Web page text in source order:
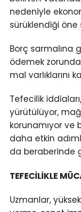
nedeniyle
sürüklendiği öne
Borç sarmalına
ödemek zorunda
mal varlıklarını
Tefecilik
yürütülüyor,
korunamıyor ve
daha etkin
da beraberinde
TEFECİLİKLE
Uzmanlar,